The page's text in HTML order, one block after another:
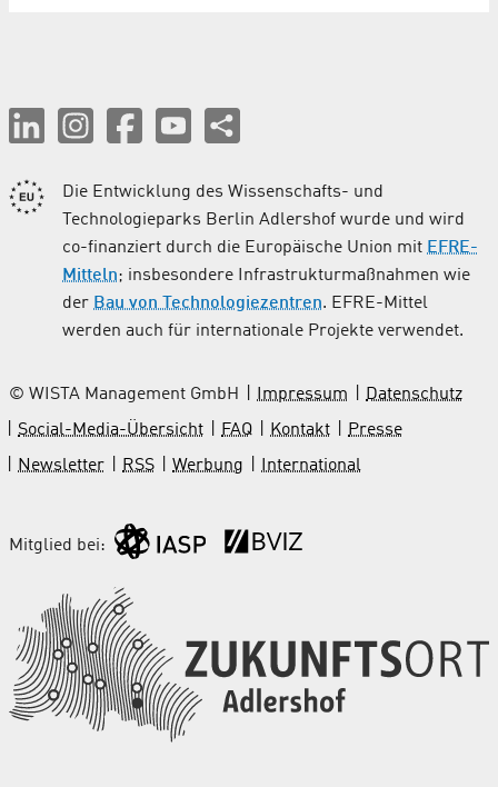
Die Entwicklung des Wissenschafts- und
Technologieparks Berlin Adlershof wurde und wird
co-finanziert durch die Europäische Union mit EFRE-
Mitteln; insbesondere Infrastrukturmaßnahmen wie
der Bau von Technologiezentren. EFRE-Mittel
werden auch für internationale Projekte verwendet.
© WISTA Management GmbH Impressum
Datenschutz
Social-Media-Übersicht
FAQ Kontakt
Presse
Newsletter
RSS Werbung International
Mitglied bei: